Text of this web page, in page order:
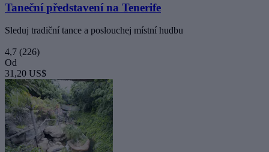
Taneční představení na Tenerife
Sleduj tradiční tance a poslouchej místní hudbu
4,7 (226)
Od
31,20 US$